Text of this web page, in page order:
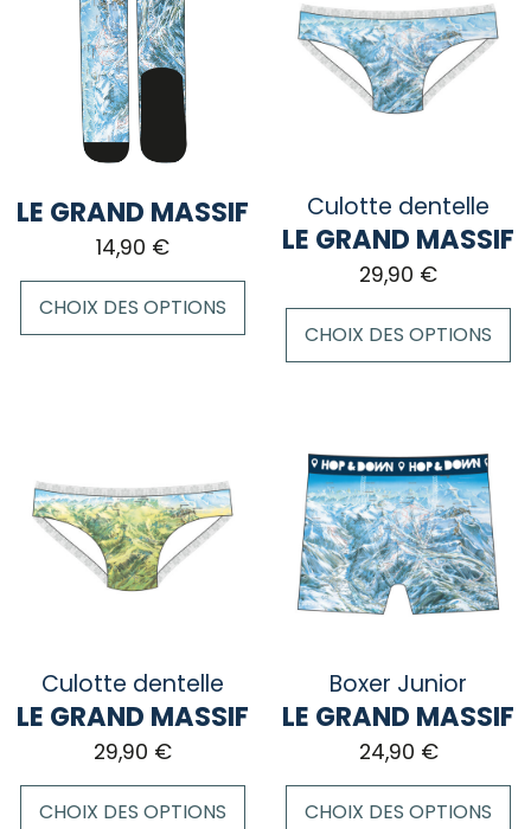
LE GRAND MASSIF
14,90 €
CHOIX DES OPTIONS
variations.
Les
options
peuvent
page
Culotte dentelle
LE GRAND MASSIF
29,90 €
CHOIX DES OPTIONS
plusieurs
variations.
Les
options
peuvent
être
la
page
produit
Culotte dentelle
LE GRAND MASSIF
29,90 €
CHOIX DES OPTIONS
Boxer Junior
LE GRAND MASSIF
24,90 €
CHOIX DES OPTIONS